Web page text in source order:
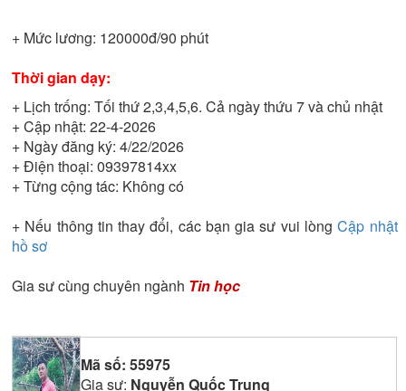
+ Mức lương: 120000đ/90 phút
Thời gian dạy:
+ Lịch trống: Tối thứ 2,3,4,5,6. Cả ngày thứu 7 và chủ nhật
+ Cập nhật: 22-4-2026
+ Ngày đăng ký: 4/22/2026
+ Điện thoại: 09397814xx
+ Từng cộng tác: Không có
+ Nếu thông tin thay đổi, các bạn gia sư vui lòngCập nhật
hồ sơ
Gia sư cùng chuyên ngành Tin học
Mã số: 55975
Gia sư: Nguyễn Quốc Trung